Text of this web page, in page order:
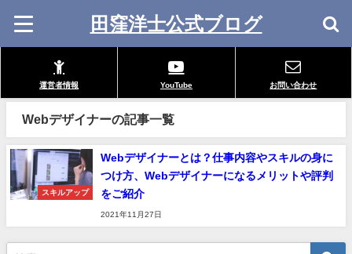
田窪洋士公式ブログ
運営者情報 YouTube お問い合わせ
Webデザイナーの記事一覧
スキルアップ
Webデザイナーとは？仕事内容やスキルの身に
つけ方、Webデザイナーになるメリットや評判
をご紹介
2021年11月27日